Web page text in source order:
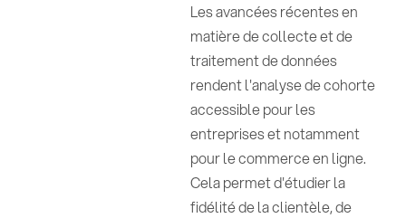
Les avancées récentes en
matière de collecte et de
traitement de données
rendent l'analyse de cohorte
accessible pour les
entreprises et notamment
pour le commerce en ligne.
Cela permet d'étudier la
fidélité de la clientèle, de